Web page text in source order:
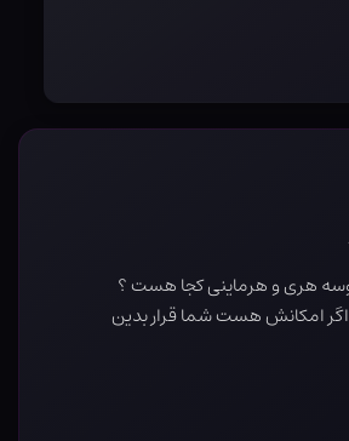
هری و هرماینی کجا هست ؟
امکانش هست شما قرار بدین